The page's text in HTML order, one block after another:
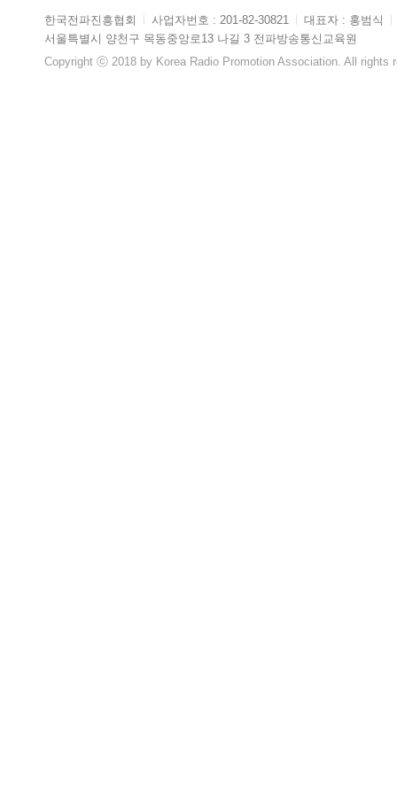
한국전파진흥협회 사업자번호 : 201-82-30821 대표자 : 홍범식
서울특별시 양천구 목동중앙로13 나길 3 전파방송통신교육원
Copyright ⓒ 2018 by Korea Radio Promotion Association. All rights